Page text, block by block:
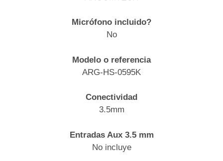
Micrófono incluido?
No
Modelo o referencia
ARG-HS-0595K
Conectividad
3.5mm
Entradas Aux 3.5 mm
No incluye